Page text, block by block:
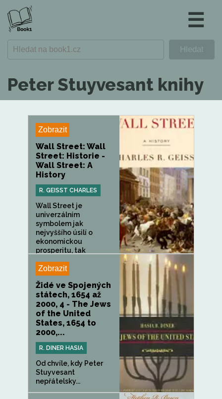
☰
Peter Stuyvesant knihy
Zobrazit
Wall Street: Wall
Street: Historie -
Wall Street: A
History
R. GEISST CHARLES
Wall Street je
univerzálním
symbolem jak
nejvyššího úsilí o
ekonomickou
prosperitu, tak
Zobrazit
Židé ve Spojených
státech, 1654 až
2000, 4 - The Jews
of the United
States, 1654 to
2000,...
R. DINER HASIA
Od chvíle, kdy Peter
Stuyvesant
nepřátelsky...